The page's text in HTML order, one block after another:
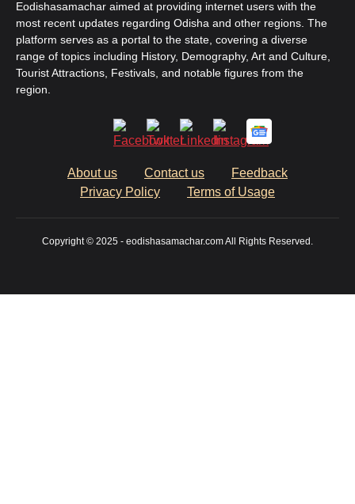
Eodishasamachar aimed at providing internet users with the
most recent updates regarding Odisha and other regions. The
platform serves as a portal to the state, covering a diverse
range of topics including History, Demography, Art and Culture,
Tourist Attractions, Festivals, and notable figures from the
region.
About us Contact us
Feedback
Privacy Policy
Terms of Usage
Copyright © 2025 - eodishasamachar.com All Rights Reserved.